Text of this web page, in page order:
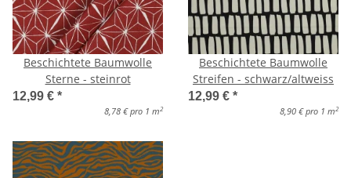
Beschichtete Baumwolle
Sterne - steinrot
12,99 € *
8,78 € pro 1 m 2
Beschichtete Baumwolle
Streifen - schwarz/altweiss
12,99 € *
8,90 € pro 1 m 2